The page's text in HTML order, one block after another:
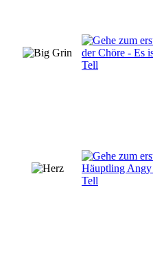
der Chöre - Es
Tell
Häuptling
Tell